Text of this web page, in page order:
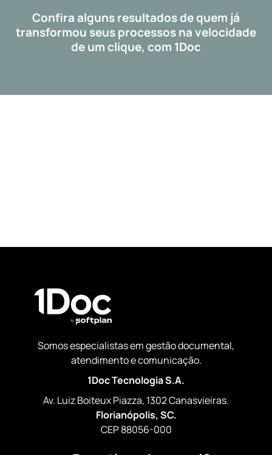
Confira alguns resultados de quem já
transformou seus processos na velocidade
de um clique, com 1Doc
Somos especialistas em gestão documental,
atendimento e comunicação.
1Doc Tecnologia S.A.
Av. Luiz Boiteux Piazza, 1302 Canasvieiras.
Florianópolis, SC.
CEP 88056-000